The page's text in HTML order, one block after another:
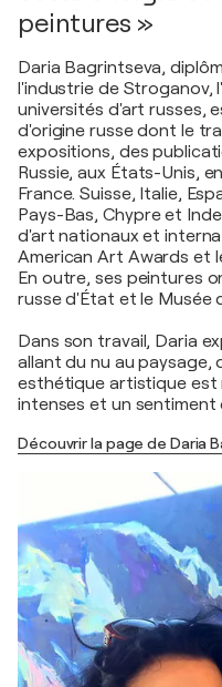
peintures »
Daria Bagrintseva,
l'industrie de Stroganov,
universités d'art russes,
d'origine russe dont le
expositions, des
Russie, aux États-Unis,
France. Suisse, Italie,
Pays-Bas, Chypre et
d'art nationaux et
American Art Awards et
En outre, ses peintures
russe d'État et le Musée
Dans son travail, Daria
allant du nu au paysage,
esthétique artistique est
intenses et un sentiment
Découvrir la page de Daria